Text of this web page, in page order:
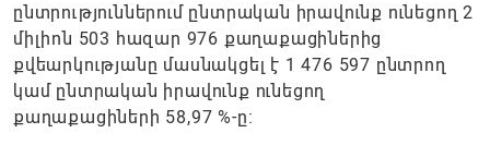
ընտրություններում ընտրական իրավունք ունեցող 2
միլիոն 503 հազար 976 քաղաքացիներից
քվեարկությանը մասնակցել է 1 476 597 ընտրող
կամ ընտրական իրավունք ունեցող
քաղաքացիների 58,97 %-ը։